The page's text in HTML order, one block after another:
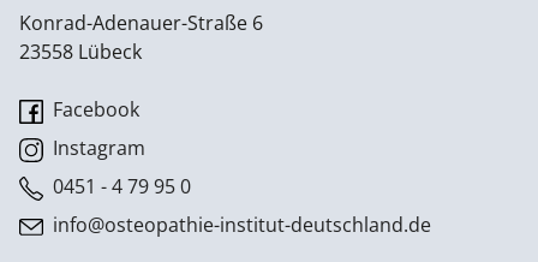
Konrad-Adenauer-Straße 6
23558 Lübeck
Facebook
Instagram
0451 - 4 79 95 0
info@osteopathie-institut-deutschland.de